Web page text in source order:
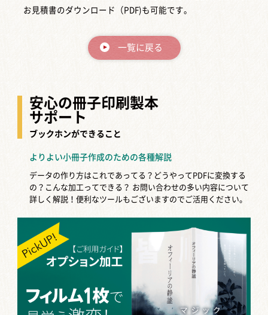
お見積書のダウンロード（PDF)も可能です。
一覧に戻る
安心の冊子印刷製本
サポート
ブックホンができること
よりよい小冊子作成のための各種解説
データの作り方はこれであってる？どうやってPDFに変換する
の？こんな加工ってできる？ お問い合わせの多い内容について
詳しく解説！便利なツールもございますのでご活用ください。